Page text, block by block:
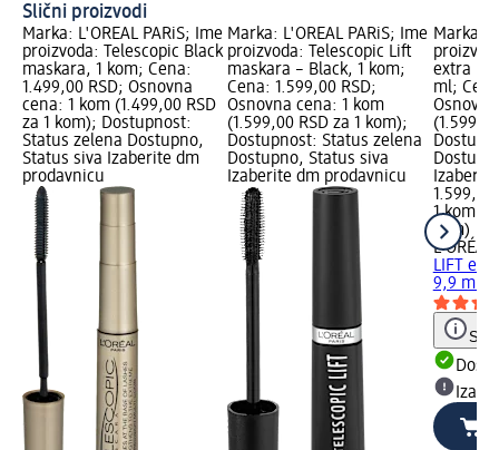
Slični proizvodi
Marka: L'ORÉAL PARiS; Ime
proizvoda: Telescopic Black
maskara, 1 kom; Cena:
1.499,00 RSD; Osnovna
cena: 1 kom (1.499,00 RSD
za 1 kom); Dostupnost:
Status zelena Dostupno,
Status siva Izaberite dm
prodavnicu
Marka: L'ORÉAL PARiS; Ime
proizvoda: Telescopic Lift
maskara – Black, 1 kom;
Cena: 1.599,00 RSD;
Osnovna cena: 1 kom
(1.599,00 RSD za 1 kom);
Dostupnost: Status zelena
Dostupno, Status siva
Izaberite dm prodavnicu
Marka:
extra
ml;
1.599,00
1 kom
kom)
L'ORÉAL
LIFT
9,9 ml